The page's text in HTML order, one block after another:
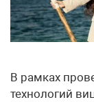
В рамках
технологий